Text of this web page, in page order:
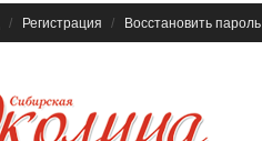
Регистрация Восстановить пароль